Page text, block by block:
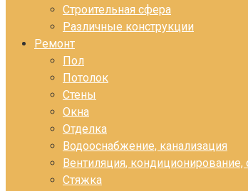
Строительная сфера
Различные конструкции
Ремонт
Пол
Потолок
Стены
Окна
Отделка
Водооснабжение, канализация
Вентиляция, кондиционирование,
Стяжка